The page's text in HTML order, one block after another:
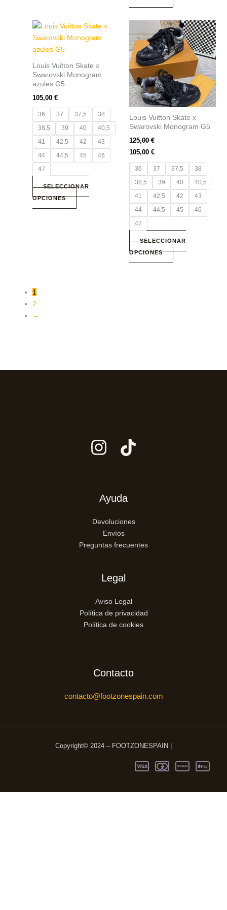
de
producto
de
producto
Louis Vuitton Skate x
Swarovski Monogram
azules G5
105,00 €
36 37 37,5
38
38,5
39 40
40,5
41
42,5 42
43
44
44,5 45
46
47
SELECCIONAR
OPCIONES
Este
producto
variantes.
se
pueden
elegir
en
la
página
de
producto
Louis Vuitton Skate x
Swarovski Monogram G5
125,00€
105,00 €
36 37 37,5
38
38,5
39 40
40,5
41
42,5 42
43
44
44,5 45
46
47
SELECCIONAR
OPCIONES
Este
producto
tiene
múltiples
variantes.
Las
opciones
se
pueden
elegir
página
de
producto
1
2
→
Ayuda
Devoluciones
Envíos
Preguntas frecuentes
Legal
Aviso Legal
Política de privacidad
Política de cookies
Contacto
contacto@footzonespain.com
Copyright© 2024 – FOOTZONESPAIN |